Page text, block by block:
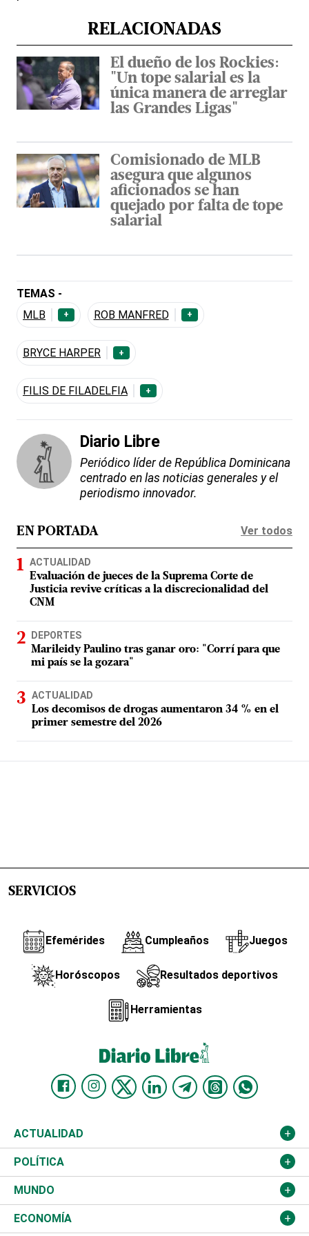
RELACIONADAS
El dueño de los Rockies:
"Un tope salarial es la
única manera de arreglar
las Grandes Ligas"
Comisionado de MLB
asegura que algunos
aficionados se han
quejado por falta de tope
salarial
TEMAS -
MLB
+ ROB MANFRED +
BRYCE HARPER +
FILIS DE FILADELFIA +
Diario Libre
Periódico líder de República Dominicana
centrado en las noticias generales y el
periodismo innovador.
EN PORTADA Ver todos
ACTUALIDAD
Evaluación de jueces de la Suprema Corte de
Justicia revive críticas a la discrecionalidad del
CNM
DEPORTES
Marileidy Paulino tras ganar oro: "Corrí para que
mi país se la gozara"
ACTUALIDAD
Los decomisos de drogas aumentaron 34 % en el
primer semestre del 2026
SERVICIOS
Efemérides Cumpleaños Juegos
Horóscopos Resultados deportivos
Herramientas
ACTUALIDAD
Nacional
Ciudad
Educación
POLÍTICA
Partidos
JCE
MUNDO
Estados Unidos
ECONOMÍA